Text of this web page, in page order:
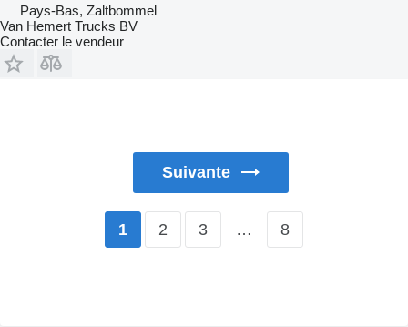
Pays-Bas, Zaltbommel
Van Hemert Trucks BV
Contacter le vendeur
Suivante
1 2 3 … 8